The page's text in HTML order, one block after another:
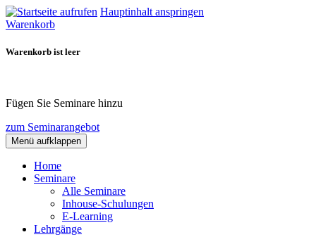
Hauptinhalt anspringen
Warenkorb
Warenkorb ist leer
Fügen Sie Seminare hinzu
zum Seminarangebot
Menü aufklappen
Home
Seminare
Alle Seminare
Inhouse-Schulungen
E-Learning
Lehrgänge